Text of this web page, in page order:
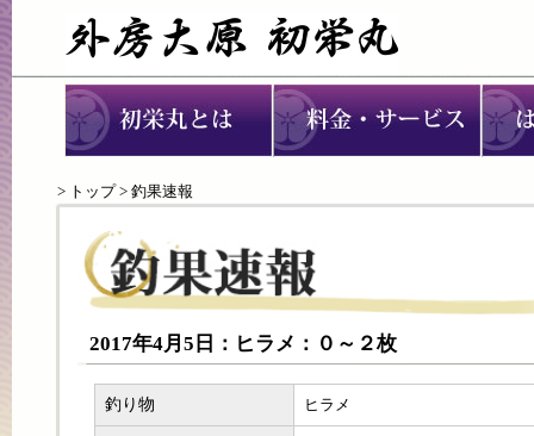
> トップ> 釣果速報
2017年4月5日：ヒラメ：０～２枚
釣り物 ヒラメ